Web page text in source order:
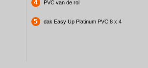
PVC van de rol
dak Easy Up Platinum PVC 8 x 4